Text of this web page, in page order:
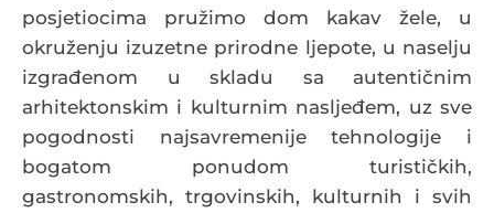
posjetiocima pružimo dom kakav žele, u
okruženju izuzetne prirodne ljepote, u naselju
izgrađenom u skladu sa autentičnim
arhitektonskim i kulturnim nasljeđem, uz sve
pogodnosti najsavremenije tehnologije i
bogatom ponudom turističkih,
gastronomskih, trgovinskih, kulturnih i svih